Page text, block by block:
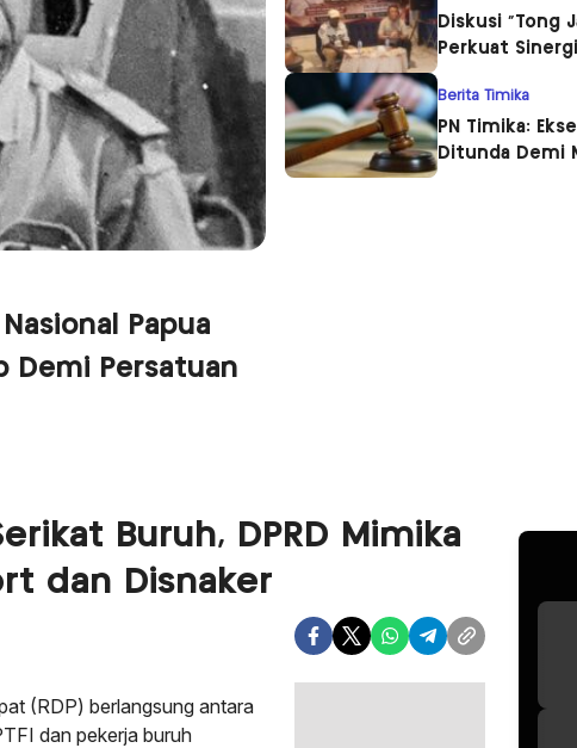
Papua
Demi Persatuan
Diskusi “Tong
Perkuat
Berita Timika
PN Timika:
Ditunda Demi
Buruh, DPRD Mimika
dan Disnaker
(RDP) berlangsung antara
dan pekerja buruh